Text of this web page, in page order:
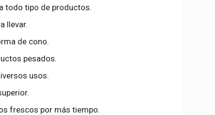
todo tipo de productos.
llevar.
de cono.
pesados.
usos.
frescos por más tiempo.